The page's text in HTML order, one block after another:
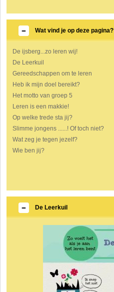
Wat vind je op deze pagina?
De ijsberg...zo leren wij!
De Leerkuil
Gereedschappen om te leren
Heb ik mijn doel bereikt?
Het motto van groep 5
Leren is een makkie!
Op welke trede sta jij?
Slimme jongens ......! Of toch niet?
Wat zeg je tegen jezelf?
Wie ben jij?
De Leerkuil